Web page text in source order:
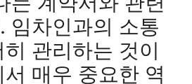
임차인과의 소통
관리하는 것이
매우 중요한 역